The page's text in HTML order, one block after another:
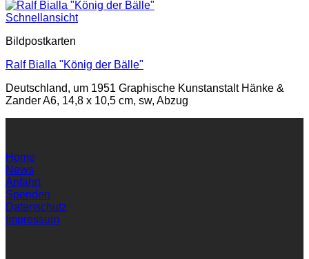
Schnellansicht
Bildpostkarten
Ralf Bialla "König der Bälle"
Deutschland, um 1951 Graphische Kunstanstalt Hänke &
Zander A6, 14,8 x 10,5 cm, sw, Abzug
Home
News
Anfahrt
Spenden
Datenschutz
Impressum